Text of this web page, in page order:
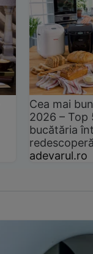
Cea mai
2026 –
bucătăria
adevarul.ro